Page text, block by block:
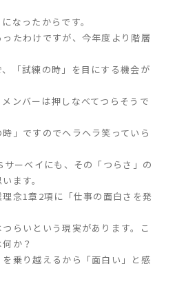
なったからです。
たわけですが、今年度より階層
「試練の時」を目にする機会が
メンバーは押しなべてつらそうで
」ですのでヘラヘラ笑っていら
サーベイにも、その「つらさ」の
ます。
念1章2項に「仕事の面白さを発
らいという現実があります。こ
か？
乗り越えるから「面白い」と感